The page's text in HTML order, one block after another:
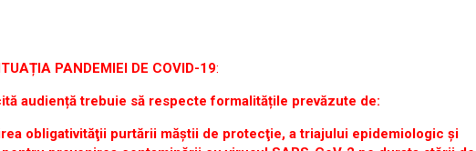
PANDEMIEI DE COVID-19:
audiență trebuie să respecte formalitățile prevăzute de:
obligativităţii purtării măştii de protecţie, a triajului epidemiologic şi